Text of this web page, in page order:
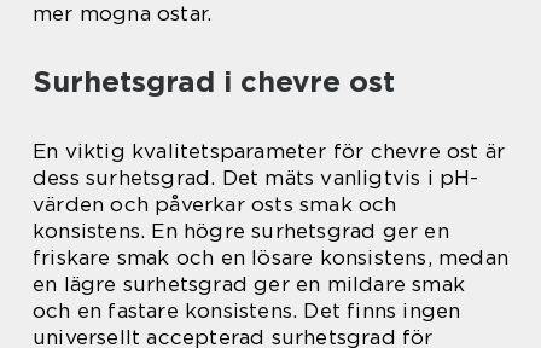
mer mogna ostar.
Surhetsgrad i chevre ost
En viktig kvalitetsparameter för chevre ost är
dess surhetsgrad. Det mäts vanligtvis i pH-
värden och påverkar osts smak och
konsistens. En högre surhetsgrad ger en
friskare smak och en lösare konsistens, medan
en lägre surhetsgrad ger en mildare smak
och en fastare konsistens. Det finns ingen
universellt accepterad surhetsgrad för